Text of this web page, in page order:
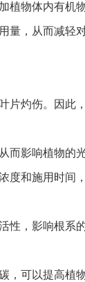
物体内有机
，从而减轻
灼伤。因此
而影响植物的
度和施用时间
，影响根系
可以提高植